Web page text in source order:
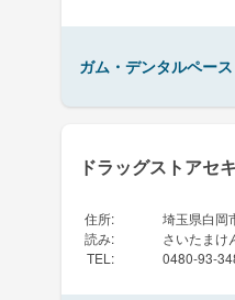
ガム・デンタルペー
ドラッグストア
住所:
埼玉県白岡
読み:
さいたまけ
TEL : 0480-93-